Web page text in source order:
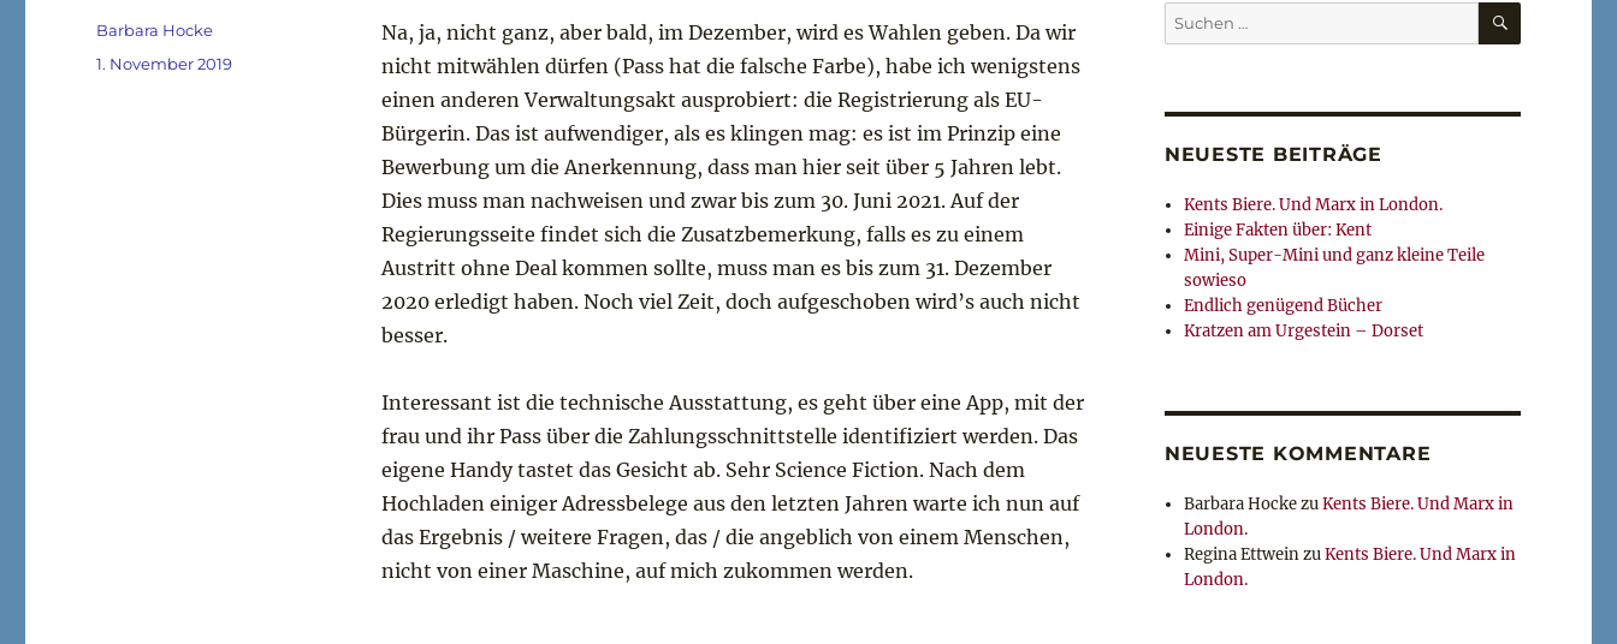
Na, ja, nicht ganz, aber bald, im Dezember, wird es Wahlen geben. Da wir
nicht mitwählen dürfen (Pass hat die falsche Farbe), habe ich wenigstens
einen anderen Verwaltungsakt ausprobiert: die Registrierung als EU-
Bürgerin. Das ist aufwendiger, als es klingen mag: es ist im Prinzip eine
Bewerbung um die Anerkennung, dass man hier seit über 5 Jahren lebt.
Dies muss man nachweisen und zwar bis zum 30. Juni 2021. Auf der
Regierungsseite findet sich die Zusatzbemerkung, falls es zu einem
Austritt ohne Deal kommen sollte, muss man es bis zum 31. Dezember
2020 erledigt haben. Noch viel Zeit, doch aufgeschoben wird’s auch nicht
besser.
Interessant ist die technische Ausstattung, es geht über eine App, mit der
frau und ihr Pass über die Zahlungsschnittstelle identifiziert werden. Das
eigene Handy tastet das Gesicht ab. Sehr Science Fiction. Nach dem
Hochladen einiger Adressbelege aus den letzten Jahren warte ich nun auf
das Ergebnis / weitere Fragen, das / die angeblich von einem Menschen,
nicht von einer Maschine, auf mich zukommen werden.
Autor
Barbara Hocke
Veröffentlicht
1. November 2019
Suche
nach:
SUCHEN
NEUESTE BEITRÄGE
Kents Biere. Und Marx in London.
Einige Fakten über: Kent
Mini, Super-Mini und ganz kleine Teile
sowieso
Endlich genügend Bücher
Kratzen am Urgestein – Dorset
NEUESTE KOMMENTARE
Barbara HockezuKents Biere. Und Marx in
London.
Regina EttweinzuKents Biere. Und Marx in
London.